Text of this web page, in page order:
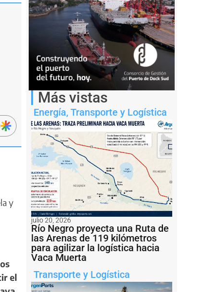
y
el
Más vistas
Energía, Transporte y Logística
julio 20, 2026
Río Negro proyecta una Ruta de
las Arenas de 119 kilómetros
para agilizar la logística hacia
Vaca Muerta
Transporte y Logística